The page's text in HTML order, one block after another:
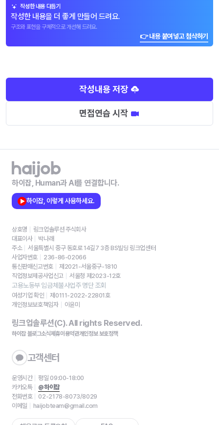
작성한 내용 다듬기
작성한 내용을 더 좋게 만들어 드려요.
구조와 표현을 구체적으로 개선해 드려요.
👉 내용 붙여넣고 첨삭하기
작성내용 저장
면접연습 시작
하이잡, Human과 AI를 연결합니다.
하이잡, 이렇게 사용하세요.
상호명
링크업솔루션 주식회사
대표이사
박나래
주소
서울특별시 중구 동호로 14길7 3층 BS빌딩 링크업센터
사업자번호
236-86-02066
통신판매신고번호
제2021-서울중구-1810
직업정보제공사업신고
서울청 제2023-12호
고용노동부 임금체불사업주 명단 조회
여성기업 확인
제0111-2022-22801호
개인정보보호책임자
이윤미
링크업솔루션(C). All rights Reserved.
하이잡 블로그소식제휴이용약관개인정보 보호정책
고객센터
운영시간
평일 09:00-18:00
카카오톡
@하이잡
전화번호
02-2178-8073/8029
이메일
haijobteam@gmail.com